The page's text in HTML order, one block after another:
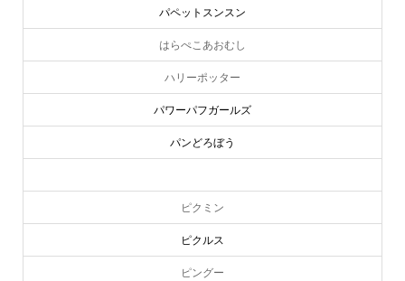
パペットスンスン
はらぺこあおむし
ハリーポッター
パワーパフガールズ
パンどろぼう
ピクミン
ピクルス
ピングー